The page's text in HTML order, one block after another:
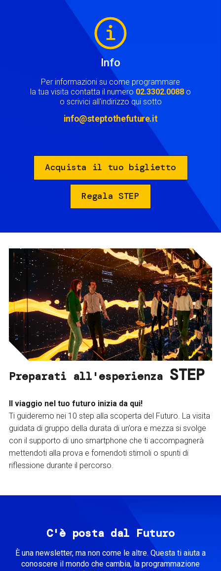
Info
Per informazioni su come programmare
la tua visita contatta il numero 02.3302.0088 o
o scrivici all'indirizzo qui sotto
info@steptothefuture.it
Acquista il tuo biglietto
Regala STEP
Preparati all'esperienza STEP
Il viaggio nel tuo futuro inizia da qui!
Ti guideremo nei 10 step alla scoperta del Futuro. La visita
guidata di gruppo della durata di un’ora e mezza si svolge
con il supporto di uno smartphone che ti accompagnerà
mettendoti alla prova e fornendoti stimoli o spunti di
riflessione durante il percorso.
C'è posta dal Futuro
È una newsletter, ma non come le altre. Questa ti aiuta a
conoscere il mondo che cambia, la programmazione